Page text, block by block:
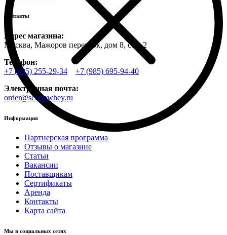
Контакты
Адрес магазина:
Москва, Мажоров переулок, дом 8, стр. 2
Телефон:
+7 (495) 255-29-34
+7 (985) 695-94-40
Электронная почта:
order@scoopwhey.ru
Информация
Партнерская программа
Отзывы о магазине
Статьи
Вакансии
Поставщикам
Сертификаты
Аренда
Контакты
Карта сайта
Мы в социальных сетях